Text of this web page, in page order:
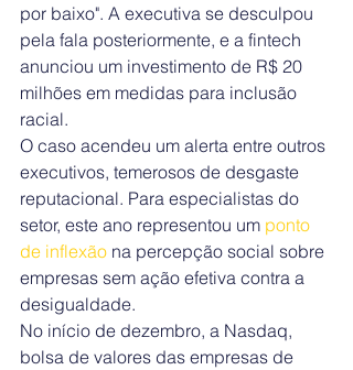
por baixo". A executiva se desculpou
pela fala posteriormente, e a fintech
anunciou um investimento de R$ 20
milhões em medidas para inclusão
racial.
O caso acendeu um alerta entre outros
executivos, temerosos de desgaste
reputacional. Para especialistas do
setor, este ano representou um ponto
de inflexão na percepção social sobre
empresas sem ação efetiva contra a
desigualdade.
No início de dezembro, a Nasdaq,
bolsa de valores das empresas de